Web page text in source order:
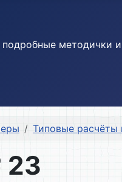
подробные
Типовые
23